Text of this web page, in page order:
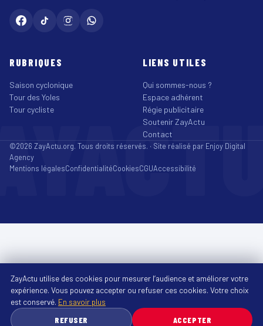
RUBRIQUES
Saison cyclonique
Tour des Yoles
Tour cycliste
LIENS UTILES
Qui sommes-nous ?
Espace adhérent
Régie publicitaire
Soutenir ZayActu
Contact
©2026 ZayActu.org. Tous droits réservés. · Site réalisé par Enjoy Digital
Agency
Mentions légalesConfidentialitéCookiesCGUAccessibilité
ZayActu utilise des cookies pour mesurer l’audience et améliorer votre
expérience. Vous pouvez accepter ou refuser ces cookies. Votre choix
est conservé. En savoir plus
REFUSER
ACCEPTER